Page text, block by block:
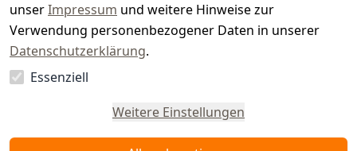
unserImpressum und weitere Hinweise zur
Verwendung personenbezogener Daten in unserer
Datenschutzerklärung.
Essenziell
Weitere Einstellungen
Vertrag
widerrufen